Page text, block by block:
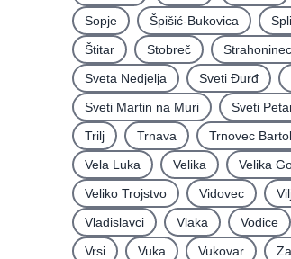
Sopje
Špišić-Bukovica
Štitar
Stobreč Strahoninec
Sveta Nedjelja
Sveti Ðurđ
Sveti Martin na Muri
Sveti
Trilj
Trnava Trnovec
Vela Luka
Velika Velika
Veliko Trojstvo
Vidovec
Vladislavci
Vlaka Vodice
Vrsi
Vuka Vukovar